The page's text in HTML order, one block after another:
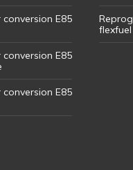
E85
E85
E85